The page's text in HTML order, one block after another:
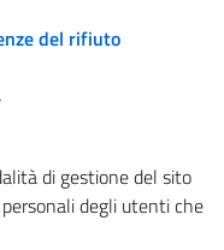
del rifiuto
di gestione del sito
degli utenti che